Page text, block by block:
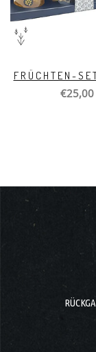
FRÜCHTEN-
€25,00